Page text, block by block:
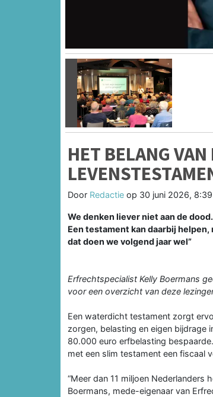
Vorige
HET BELANG
Door Redactie op 30 juni 2026,
We denken liever niet aan de
Een testament kan daarbij
dat doen we volgend jaar wel”
Erfrechtspecialist Kelly Boermans
voor een overzicht van deze
Een waterdicht testament zorgt
zorgen, belasting en ei­gen bijdrage
80.000 euro erfbelasting
met een slim tes­tament een fiscaal
“Meer dan 11 miljoen Nederlanders
Boermans, me­de-eigenaar van